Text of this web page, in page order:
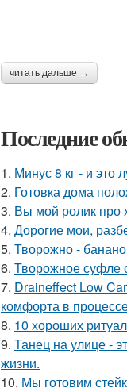
читать дальше →
Последние
1. Минус 8 кг - и это
2. Готовка дома
3. Вы мой ролик про
4. Дорогие мои,
5. Творожно -
6. Творожное суфле
7. Draineffect Low
комфорта в
8. 10 хороших
9. Танец на улице -
жизни.
10. Мы готовим